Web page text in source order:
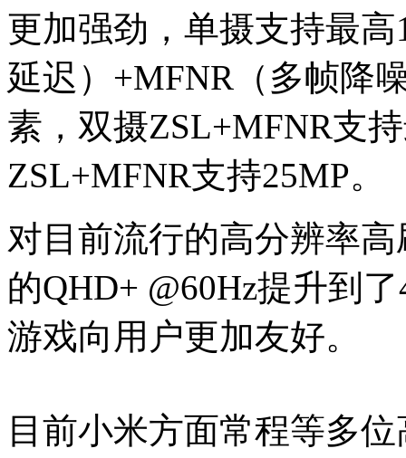
更加强劲，单摄支持最
延迟）+MFNR（多帧降
素，双摄ZSL+MFNR支
ZSL+MFNR支持25MP。
对目前流行的高分辨率
的QHD+ @60Hz提升到
游戏向用户更加友好。
目前小米方面常程等多